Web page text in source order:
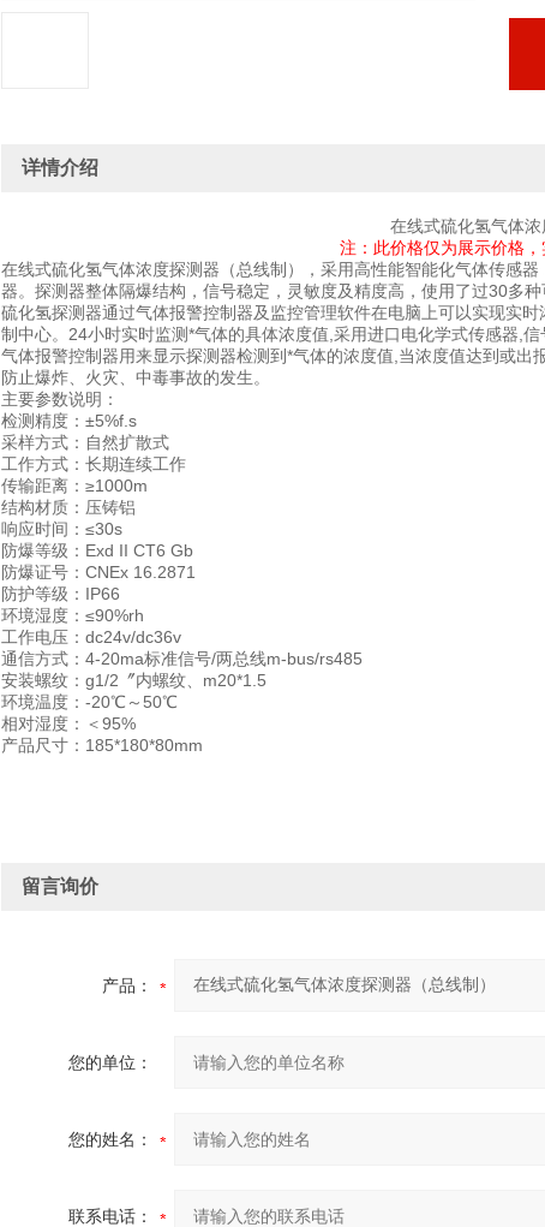
详情介绍
在线式硫化氢气体浓
注：此价格仅为展示价格
在线式硫化氢气体浓度探测器（总线制），采用高性能智能化气体传感
器。探测器整体隔爆结构，信号稳定，灵敏度及精度高，使用了过30多种
硫化氢探测器通过气体报警控制器及监控管理软件在电脑上可以实现实
制中心。24小时实时监测*气体的具体浓度值,采用进口电化学式传感器,
气体报警控制器用来显示探测器检测到*气体的浓度值,当浓度值达到或
防止爆炸、火灾、中毒事故的发生。
主要参数说明：
检测精度：±5%f.s
采样方式：自然扩散式
工作方式：长期连续工作
传输距离：≥1000m
结构材质：压铸铝
响应时间：≤30s
防爆等级：Exd II CT6 Gb
防爆证号：CNEx 16.2871
防护等级：IP66
环境湿度：≤90%rh
工作电压：dc24v/dc36v
通信方式：4-20ma标准信号/两总线m-bus/rs485
安装螺纹：g1/2〞内螺纹、m20*1.5
环境温度：-20℃～50℃
相对湿度：＜95%
产品尺寸：185*180*80mm
留言询价
产品：
您的单位：
您的姓名：
联系电话：